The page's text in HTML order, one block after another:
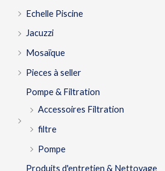
Echelle Piscine
Jacuzzi
Mosaïque
Pieces à seller
Pompe & Filtration
Accessoires Filtration
filtre
Pompe
Produits d'entretien & Nettoyage